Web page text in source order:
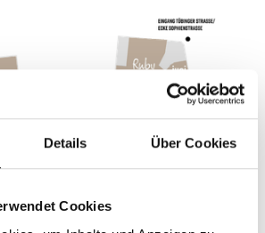
Details Über Cookies
Cookies